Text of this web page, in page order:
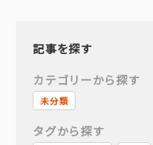
記事を探す
カテゴリーから探す
未分類
タグから探す